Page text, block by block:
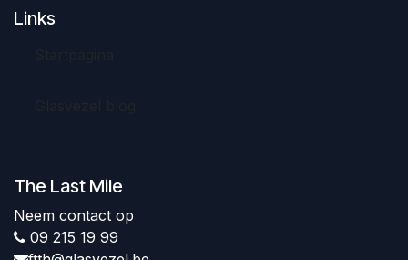
Links
The Last Mile
Neem contact op
09 215 19 99